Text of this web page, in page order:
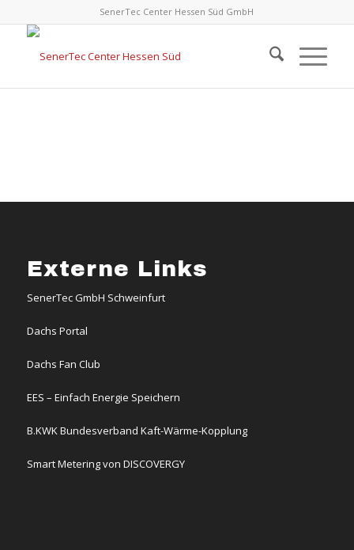
SenerTec Center Hessen Süd GmbH
Externe Links
SenerTec GmbH Schweinfurt
Dachs Portal
Dachs Fan Club
EES – Einfach Energie Speichern
B.KWK Bundesverband Kaft-Wärme-Kopplung
Smart Metering von DISCOVERGY